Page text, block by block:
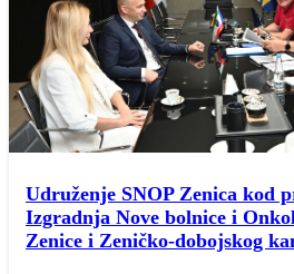
Udruženje SNOP Zenica kod
Izgradnja Nove bolnice i
Zenice i Zeničko-dobojskog